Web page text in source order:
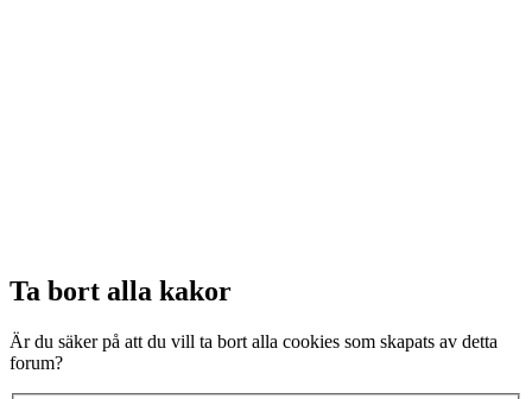
Ta bort alla kakor
Är du säker på att du vill ta bort alla cookies som skapats av detta
forum?